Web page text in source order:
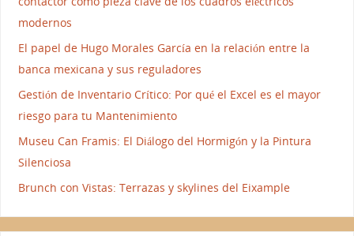
modernos
El papel de Hugo Morales García en la relación entre la
banca mexicana y sus reguladores
Gestión de Inventario Crítico: Por qué el Excel es el mayor
riesgo para tu Mantenimiento
Museu Can Framis: El Diálogo del Hormigón y la Pintura
Silenciosa
Brunch con Vistas: Terrazas y skylines del Eixample